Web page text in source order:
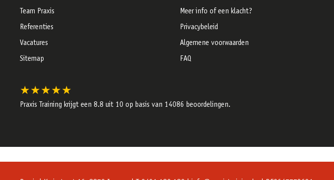
Team Praxis
Referenties
Vacatures
Sitemap
Meer info of een klacht?
Privacybeleid
Algemene voorwaarden
FAQ
★★★★★
Praxis Training krijgt een 8.8 uit 10 op basis van 14086 beoordelingen.